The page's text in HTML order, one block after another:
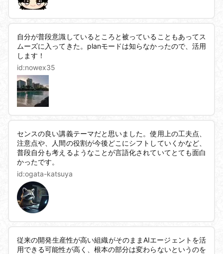
自分が普段意識しているところと被っていることもあってス
ムーズに入ってきた。planモードは知らなかったので、活用
します！
id:nowex35
センスの良い講義テーマだと思いました。使用上の工夫点、
注意点や、人間の役割が今後どこにシフトしていくかなど、
普段自分も考えるようなことが言語化されていてとても面白
かったです。
id:ogata-katsuya
従来の開発生産性が高い組織がそのままAIエージェントを活
用できる可能性が高く、根本の部分は変わらないというのを